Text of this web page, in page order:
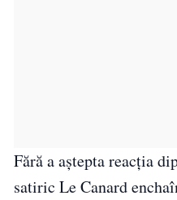
Fără a aştepta reacţia
satiric Le Canard